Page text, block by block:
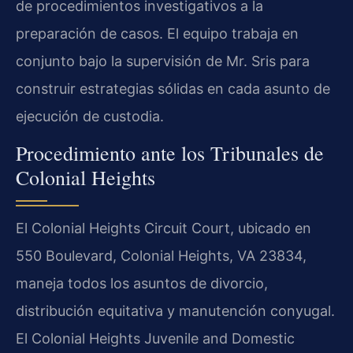
de procedimientos investigativos a la
preparación de casos. El equipo trabaja en
conjunto bajo la supervisión de Mr. Sris para
construir estrategias sólidas en cada asunto de
ejecución de custodia.
Procedimiento ante los Tribunales de
Colonial Heights
El Colonial Heights Circuit Court, ubicado en
550 Boulevard, Colonial Heights, VA 23834,
maneja todos los asuntos de divorcio,
distribución equitativa y manutención conyugal.
El Colonial Heights Juvenile and Domestic